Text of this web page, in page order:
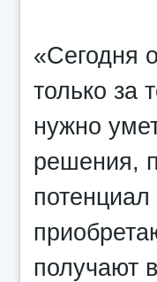
«Сегодня
только за
нужно
решения,
получают